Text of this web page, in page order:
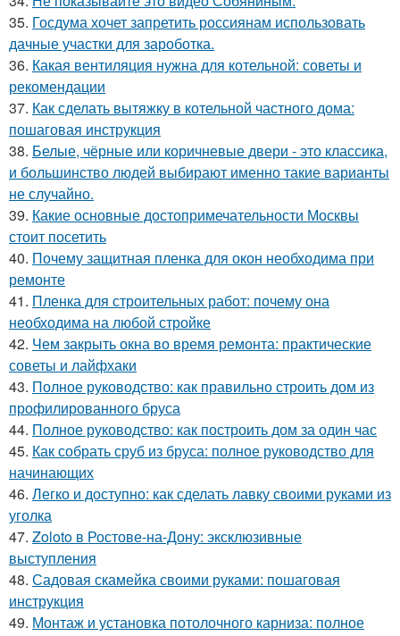
35. Госдума хочет запретить россиянам использовать
дачные участки для зароботка.
36. Какая вентиляция нужна для котельной: советы и
рекомендации
37. Как сделать вытяжку в котельной частного дома:
пошаговая инструкция
38. Белые, чёрные или коричневые двери - это классика,
и большинство людей выбирают именно такие варианты
не случайно.
39. Какие основные достопримечательности Москвы
стоит посетить
40. Почему защитная пленка для окон необходима при
ремонте
41. Пленка для строительных работ: почему она
необходима на любой стройке
42. Чем закрыть окна во время ремонта: практические
советы и лайфхаки
43. Полное руководство: как правильно строить дом из
профилированного бруса
44. Полное руководство: как построить дом за один час
45. Как собрать сруб из бруса: полное руководство для
начинающих
46. Легко и доступно: как сделать лавку своими руками из
уголка
47. Zoloto в Ростове-на-Дону: эксклюзивные
выступления
48. Садовая скамейка своими руками: пошаговая
инструкция
49. Монтаж и установка потолочного карниза: полное